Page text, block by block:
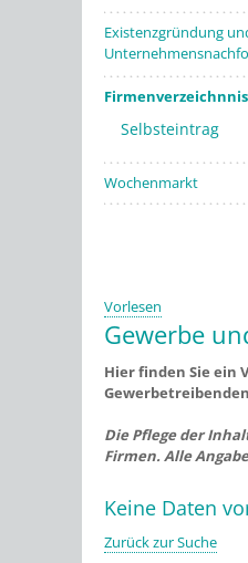
Existenzgründung
Firmenverzeichnnis
Selbsteintrag
Wochenmarkt
Vorlesen
Gewerbe
Hier finden Sie ein
Die Pflege der
Firmen. Alle
Keine Daten
Zurück zur Suche